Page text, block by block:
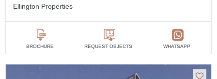
Ellington Properties
BROCHURE REQUEST OBJECTS WHATSAPP